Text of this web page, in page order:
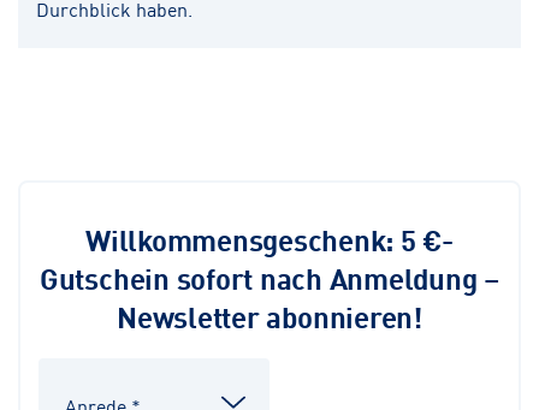
Durchblick haben.
Willkommensgeschenk: 5 €-
Gutschein sofort nach Anmeldung –
Newsletter abonnieren!